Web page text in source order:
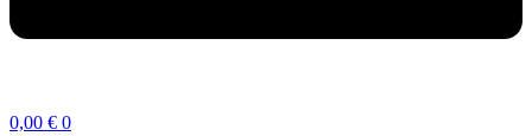
0,00 € 0